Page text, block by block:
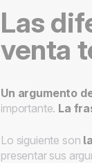
Las
venta
Un argumento
importante. La
Lo siguiente son
presentar sus